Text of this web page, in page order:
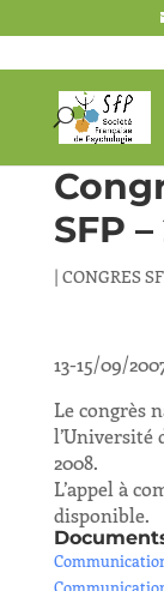
SFP
| CONGRES
13-15/09/
Le congrès
l’Université
2008.
L’appel à
disponible.